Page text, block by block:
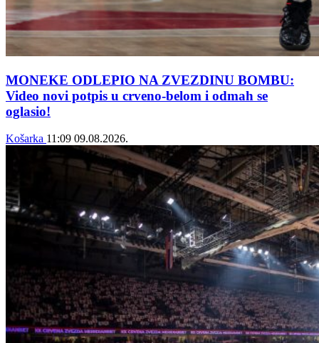
MONEKE ODLEPIO NA ZVEZDINU BOMBU:
Video novi potpis u crveno-belom i odmah se
oglasio!
Košarka 11:09 09.08.2026.